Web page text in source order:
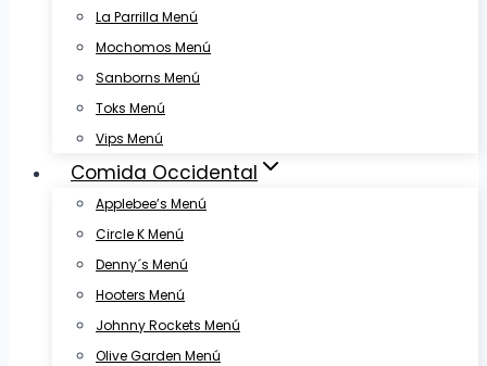
La Parrilla Menú
Mochomos Menú
Sanborns Menú
Toks Menú
Vips Menú
Comida Occidental
Applebee’s Menú
Circle K Menú
Denny´s Menú
Hooters Menú
Johnny Rockets Menú
Olive Garden Menú